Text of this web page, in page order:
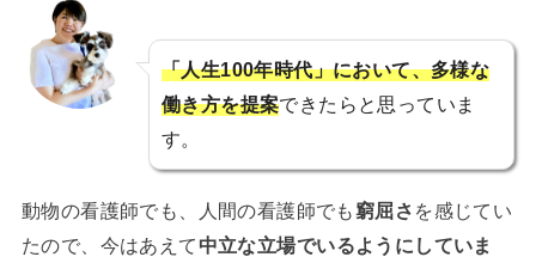
「人生100年時代」において、多様な
働き方を提案できたらと思っていま
す。
動物の看護師でも、人間の看護師でも窮屈さ を感じてい
たので、今はあえて 中立な立場でいるようにしていま